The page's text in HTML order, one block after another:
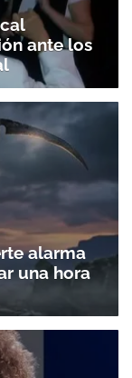
ante los
alarma
una hora